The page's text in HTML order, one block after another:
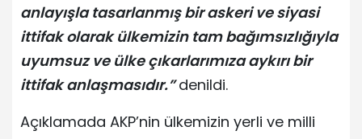
anlayışla tasarlanmış bir askeri ve siyasi
ittifak olarak ülkemizin tam bağımsızlığıyla
uyumsuz ve ülke çıkarlarımıza aykırı bir
ittifak anlaşmasıdır.” denildi.
Açıklamada AKP’nin ülkemizin yerli ve milli